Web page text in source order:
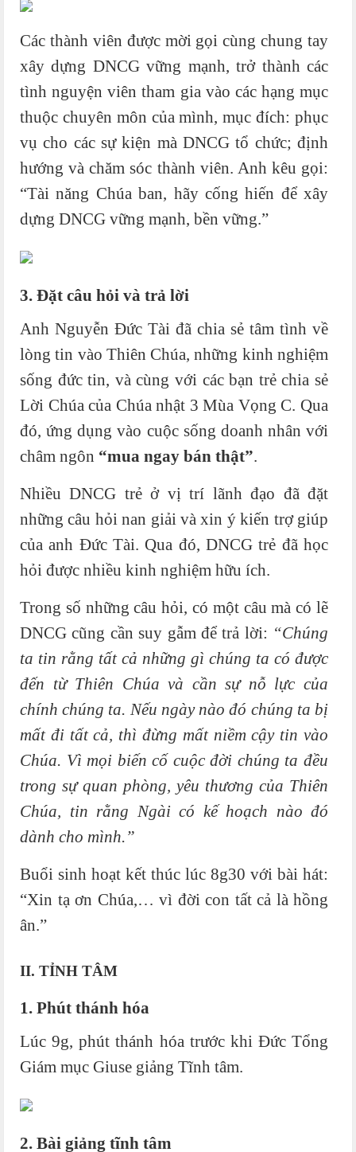
Các thành viên được mời gọi cùng chung tay
xây dựng DNCG vững mạnh, trở thành các
tình nguyện viên tham gia vào các hạng mục
thuộc chuyên môn của mình, mục đích: phục
vụ cho các sự kiện mà DNCG tổ chức; định
hướng và chăm sóc thành viên. Anh kêu gọi:
“Tài năng Chúa ban, hãy cống hiến để xây
dựng DNCG vững mạnh, bền vững.”
3. Đặt câu hỏi và trả lời
Anh Nguyễn Đức Tài đã chia sẻ tâm tình về
lòng tin vào Thiên Chúa, những kinh nghiệm
sống đức tin, và cùng với các bạn trẻ chia sẻ
Lời Chúa của Chúa nhật 3 Mùa Vọng C. Qua
đó, ứng dụng vào cuộc sống doanh nhân với
châm ngôn “mua ngay bán thật”.
Nhiều DNCG trẻ ở vị trí lãnh đạo đã đặt
những câu hỏi nan giải và xin ý kiến trợ giúp
của anh Đức Tài. Qua đó, DNCG trẻ đã học
hỏi được nhiều kinh nghiệm hữu ích.
Trong số những câu hỏi, có một câu mà có lẽ
DNCG cũng cần suy gẫm để trả lời: “Chúng
ta tin rằng tất cả những gì chúng ta có được
đến từ Thiên Chúa và cần sự nỗ lực của
chính chúng ta. Nếu ngày nào đó chúng ta bị
mất đi tất cả, thì đừng mất niềm cậy tin vào
Chúa. Vì mọi biến cố cuộc đời chúng ta đều
trong sự quan phòng, yêu thương của Thiên
Chúa, tin rằng Ngài có kế hoạch nào đó
dành cho mình.”
Buổi sinh hoạt kết thúc lúc 8g30 với bài hát:
“Xin tạ ơn Chúa,… vì đời con tất cả là hồng
ân.”
II. TỈNH TÂM
1. Phút thánh hóa
Lúc 9g, phút thánh hóa trước khi Đức Tổng
Giám mục Giuse giảng Tĩnh tâm.
2. Bài giảng tĩnh tâm